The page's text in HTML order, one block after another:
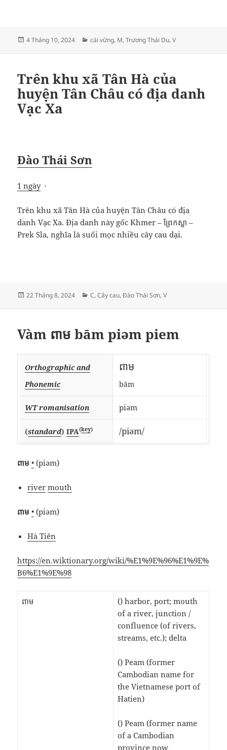
Đăng
4 Tháng 10, 2024
Danh
cái vừng, M,Trương Thái Du,V
Trên khu xã Tân Hà của
huyện Tân Châu có địa danh
Vạc Xa
Đào Thái Sơn
1 ngày·
Trên khu xã Tân Hà của huyện Tân Châu có địa
danh Vạc Xa. Địa danh này gốc Khmer – ព្រែកស្លា –
Prek Sla, nghĩa là suối mọc nhiều cây cau dại.
Đăng
22 Tháng 8, 2024
Danh
C,Cây cau,Đào Thái Sơn,V
Vàm ពាម bām piəm piem
Orthographic and
Phonemic
ពាម
bām
WT romanisation piəm
(standard)IPA(key) /piəm/
ពាម • (piəm)
river mouth
ពាម • (piəm)
Hà Tiên
https://en.wiktionary.org/wiki/%E1%9E%96%E1%9E%
B6%E1%9E%98
ពាម
() harbor, port; mouth
of a river, junction /
confluence (of rivers,
streams, etc.); delta
() Peam (former
Cambodian name for
the Vietnamese port of
Hatien)
() Peam (former name
of a Cambodian
province now